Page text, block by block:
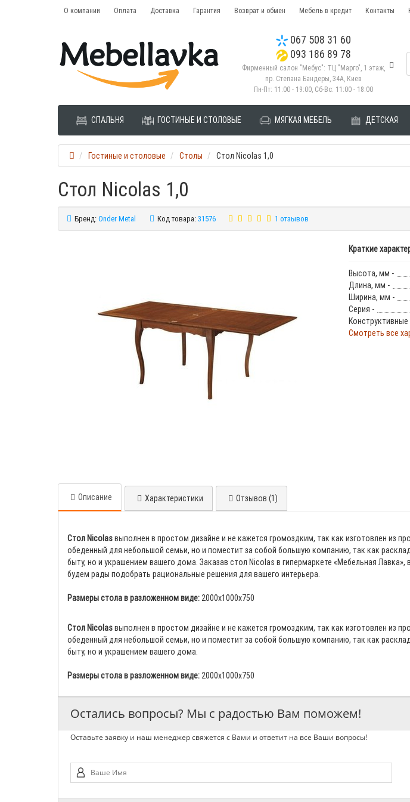
О компании Оплата Доставка Гарантия Возврат и обмен Мебель в кредит Контакты
067 508 31 60
093 186 89 78
Фирменный салон "Мебус": ТЦ "Марго", 1 этаж,
пр. Степана Бандеры, 34А, Киев
Пн-Пт: 11:00 - 19:00, Сб-Вс: 11:00 - 18:00
СПАЛЬНЯ ГОСТИНЫЕ И СТОЛОВЫЕ МЯГКАЯ МЕБЕЛЬ ДЕТСКАЯ
Гостиные и столовые Столы Стол Nicolas 1,0
Стол Nicolas 1,0
Бренд:Onder Metal Код товара:31576 1 отзывов
Краткие
Высота, мм -
Длина, мм -
Ширина, мм -
Серия -
Смотреть все
Описание Характеристики Отзывов (1)
Стол Nicolasвыполнен в простом дизайне и не кажется громоздким, так как изготовлен из
обеденный для небольшой семьи, но и поместит за собой большую компанию, так как
быту, но и украшением вашего дома. Заказав стол Nicolas в гипермаркете «Мебельная
будем рады подобрать рациональные решения для вашего интерьера.
Размеры стола в разложенном виде: 2000х1000х750
Стол Nicolasвыполнен в простом дизайне и не кажется громоздким, так как изготовлен из
обеденный для небольшой семьи, но и поместит за собой большую компанию, так как
быту, но и украшением вашего дома.
Размеры стола в разложенном виде: 2000х1000х750
Остались вопросы? Мы с радостью Вам поможем!
Оставьте заявку и наш менеджер свяжется с Вами и ответит на все Ваши вопросы!